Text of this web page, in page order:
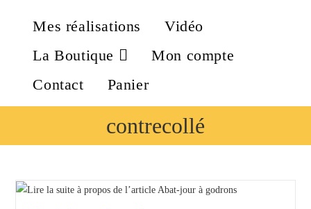
Mes réalisations
Vidéo
La Boutique
Mon compte
Contact
Panier
contrecollé